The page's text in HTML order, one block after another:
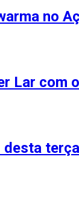
no
Lar